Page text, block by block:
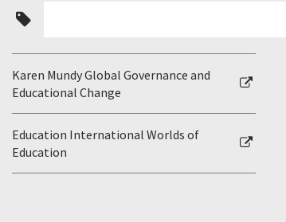
Karen Mundy Global Governance and
Educational Change
Education International Worlds of
Education